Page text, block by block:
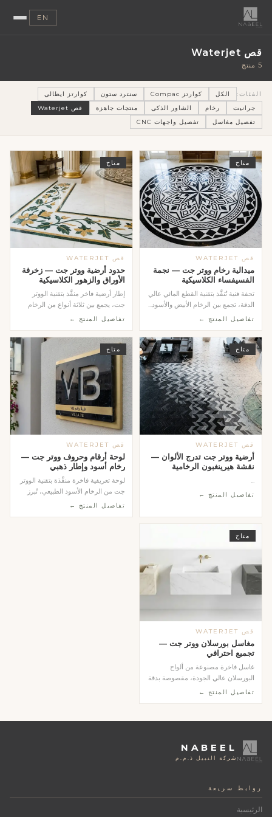
EN
قص Waterjet
5 منتج
الفئات: الكل كوارتز Compac سنترد ستون
كوارتز ايطالي
جرانيت
رخام الشاور الذكي منتجات جاهزة
قص Waterjet
تفصيل مغاسل
تفصيل واجهات CNC
متاح
قص WATERJET
ميدالية رخام ووتر جت — نجمة
الفسيفساء الكلاسيكية
تحفة فنية تُنفَّذ بتقنية القطع المائي عالي
الدقة، تجمع بين الرخام الأبيض والأسود...
تفاصيل المنتج ←
متاح
قص WATERJET
حدود أرضية ووتر جت — زخرفة
الأوراق والزهور الكلاسيكية
إطار أرضية فاخر منفَّذ بتقنية الووتر
جت، يجمع بين ثلاثة أنواع من الرخام
الطبيعي...
تفاصيل المنتج ←
متاح
قص WATERJET
أرضية ووتر جت تدرج الألوان —
نقشة هيرينغبون الرخامية
تفاصيل المنتج ←
متاح
قص WATERJET
لوحة أرقام وحروف ووتر جت —
رخام أسود وإطار ذهبي
لوحة تعريفية فاخرة منفَّذة بتقنية الووتر
جت من الرخام الأسود الطبيعي، تُبرز
الحر...
تفاصيل المنتج ←
متاح
قص WATERJET
مغاسل بورسلان ووتر جت —
تجميع احترافي
غاسل فاخرة مصنوعة من ألواح
البورسلان عالي الجودة، مقصوصة بدقة
عالية بتقنية الووت...
تفاصيل المنتج ←
NABEEL
شركة النبيل ذ.م.م
روابط سريعة
الرئيسية